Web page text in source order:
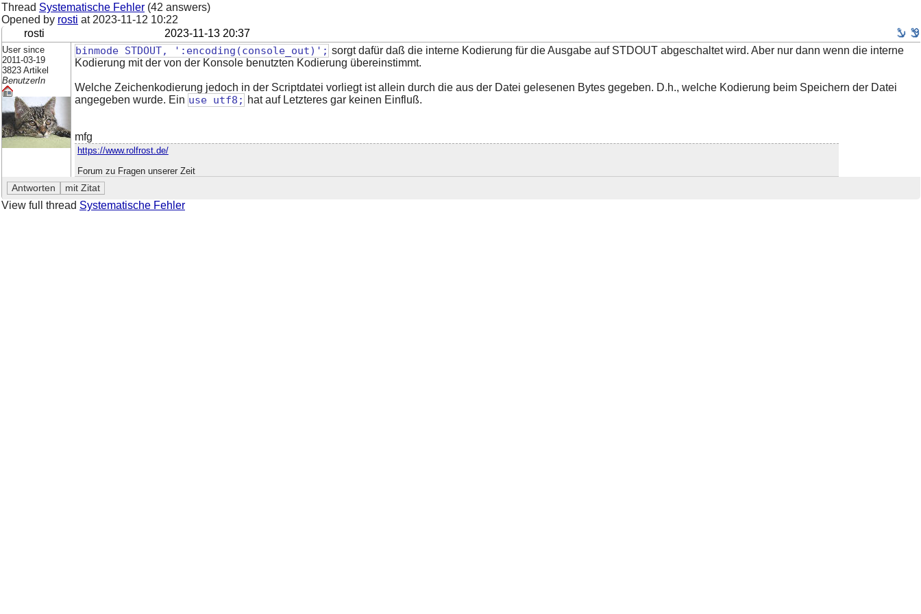
Thread Systematische Fehler (42 answers)
Opened by rosti at 2023-11-12 10:22
rosti
2023-11-13 20:37
User since
2011-03-19
3823 Artikel
BenutzerIn
binmode STDOUT, ':encoding(console_out)'; sorgt dafür daß die interne Kodierung für die Ausgabe auf STDOUT abgeschaltet wird. Aber nur dann wenn die interne
Kodierung mit der von der Konsole benutzten Kodierung übereinstimmt.
Welche Zeichenkodierung jedoch in der Scriptdatei vorliegt ist allein durch die aus der Datei gelesenen Bytes gegeben. D.h., welche Kodierung beim Speichern der Datei
angegeben wurde. Ein use utf8; hat auf Letzteres gar keinen Einfluß.
mfg
https://www.rolfrost.de/
Forum zu Fragen unserer Zeit
View full thread Systematische Fehler